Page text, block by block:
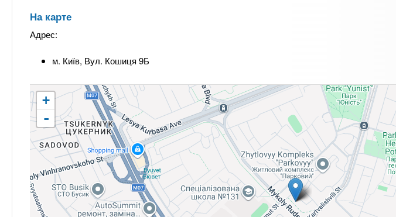
На карте
Адрес:
м. Київ, Вул. Кошиця 9Б
+
-